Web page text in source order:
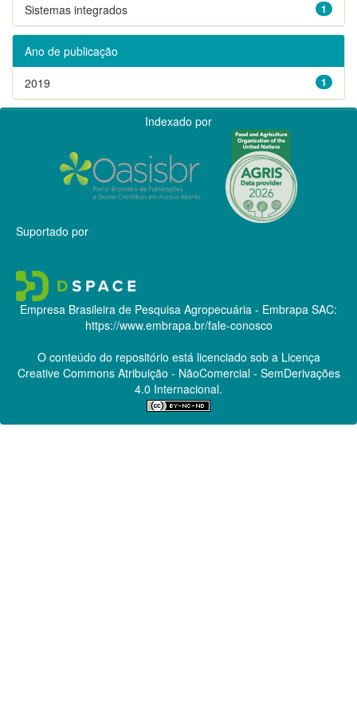
1
Sistemas integrados
Ano de publicação
1
2019
Indexado por
Suportado por
Empresa Brasileira de Pesquisa Agropecuária - Embrapa SAC:
https://www.embrapa.br/fale-conosco
O conteúdo do repositório está licenciado sob a Licença
Creative CommonsAtribuição - NãoComercial - SemDerivações
4.0 Internacional.